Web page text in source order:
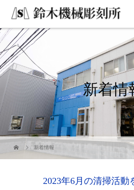
新着情
新着情報
2023年6月の清掃活動